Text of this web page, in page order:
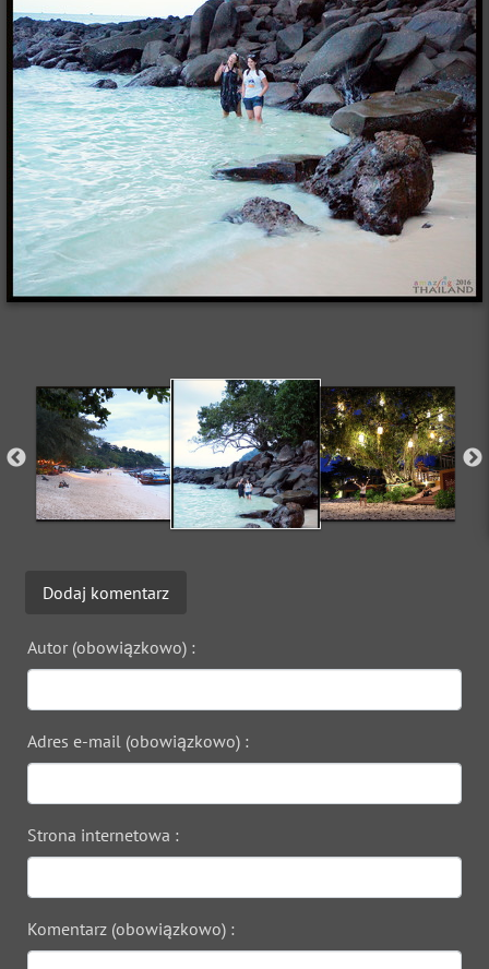
Dodaj komentarz
Autor (obowiązkowo) :
Adres e-mail (obowiązkowo) :
Strona internetowa :
Komentarz (obowiązkowo) :